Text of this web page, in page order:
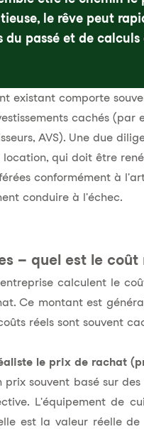
le rêve peut
du passé et de calculs
existant comporte
cachés
AVS). Une due
qui doit être
conformément à
conduire à l'échec.
– quel est le
calculent le
Ce montant est
réels sont souvent
le prix de rachat
prix souvent basé sur
L'équipement de
est la valeur réelle